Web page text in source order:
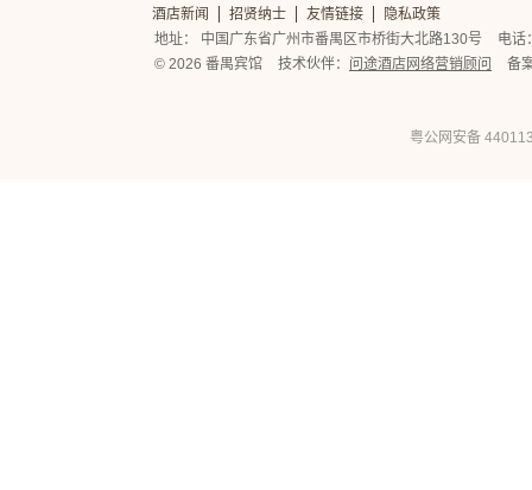
酒店新闻 招贤纳士 友情链接
隐私政策
地址： 中国广东省广州市番禺区市桥街大北路130号
电话
© 2026 番禺宾馆
技术伙伴： 问途酒店网络营销顾问 备
粤公网安备